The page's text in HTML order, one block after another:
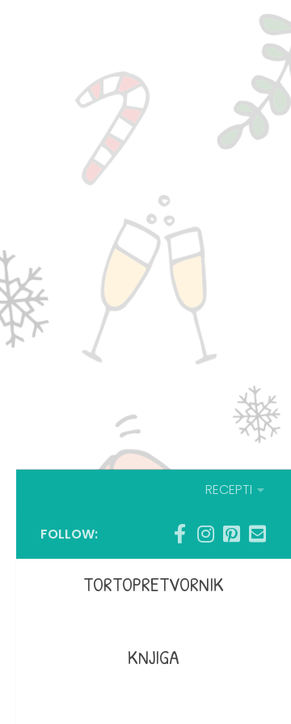
RECEPTI
FOLLOW:
TORTOPRETVORNIK
KNJIGA